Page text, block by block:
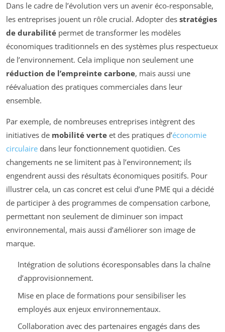
Dans le cadre de l’évolution vers un avenir éco-responsable,
les entreprises jouent un rôle crucial. Adopter des stratégies
de durabilité permet de transformer les modèles
économiques traditionnels en des systèmes plus respectueux
de l’environnement. Cela implique non seulement une
réduction de l’empreinte carbone, mais aussi une
réévaluation des pratiques commerciales dans leur
ensemble.
Par exemple, de nombreuses entreprises intègrent des
initiatives de mobilité verte et des pratiques d’économie
circulaire dans leur fonctionnement quotidien. Ces
changements ne se limitent pas à l’environnement; ils
engendrent aussi des résultats économiques positifs. Pour
illustrer cela, un cas concret est celui d’une PME qui a décidé
de participer à des programmes de compensation carbone,
permettant non seulement de diminuer son impact
environnemental, mais aussi d’améliorer son image de
marque.
Intégration de solutions écoresponsables dans la chaîne
d’approvisionnement.
Mise en place de formations pour sensibiliser les
employés aux enjeux environnementaux.
Collaboration avec des partenaires engagés dans des